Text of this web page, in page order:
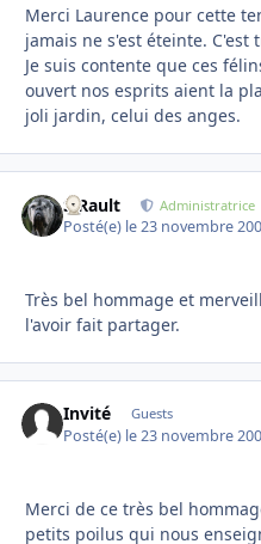
Merci Laurence pour cette
jamais ne s'est éteinte. C'est
Je suis contente que ces
ouvert nos esprits aient la
joli jardin, celui des anges.
S.Rault Administratrice
Posté(e) le 23 novembre
Très bel hommage et
l'avoir fait partager.
Invité Guests
Posté(e) le 23 novembre
Merci de ce très bel
petits poilus qui nous